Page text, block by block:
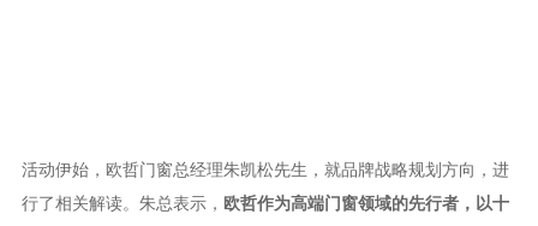
活动伊始，欧哲门窗总经理朱凯松先生，就品牌战略规划方向，进
行了相关解读。朱总表示， 欧哲作为高端门窗领域的先行者，以十